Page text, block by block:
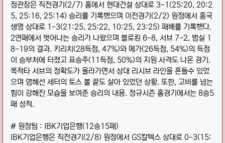
정관장은 직전경기(2/7) 홈에서 현대건설 상대로 3-1(25:20, 20:2
5, 25:16, 25:14) 승리를 기록했으며 이전경기(2/2) 원정에서 흥국
생명 상대로 1-3(21:25, 25:22, 10:25, 23:25) 패배를 기록했다.
2연패에서 벗어나는 승리가 나왔으며 블로킹 6-8, 서브 7-2, 범실 1
8-19의 결과. 키리치(28득점, 47%)와 메가(26득점, 54%)의 득점
이 승부처에 터졌고 표승주(11득점, 50%)의 지원 사격도 나온 경기.
목적타 서브의 정확도가 올라가면서 상대 리시브 라인을 흔들수 있었
으며 염혜선 세터의 토스 볼 끝도 살아 있었던 상황. 또한, 고비를 넘는
힘이 강해진 모습을 보여준 승리의 내용. 정규시즌 홈경기에서는 8승5
패 성적.
# 원정팀 : IBK기업은행(12승15패)
IBK기업은행은 직전경기(2/8) 원정에서 GS칼텍스 상대로 0-3(15: